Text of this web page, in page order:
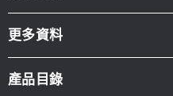
更多資料
產品目錄